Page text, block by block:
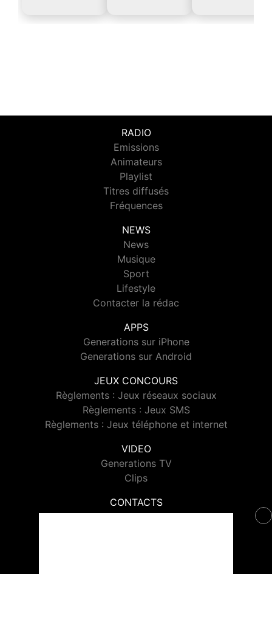
RADIO
Emissions
Animateurs
Playlist
Titres diffusés
Fréquences
NEWS
News
Musique
Sport
Lifestyle
Contacter la rédac
APPS
Generations sur iPhone
Generations sur Android
JEUX CONCOURS
Règlements : Jeux réseaux sociaux
Règlements : Jeux SMS
Règlements : Jeux téléphone et internet
VIDEO
Generations TV
Clips
CONTACTS
Contacter Generations